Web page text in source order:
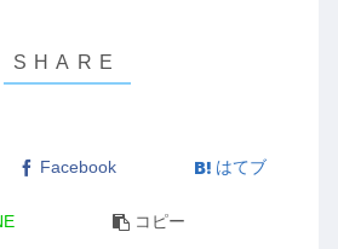
Facebook はてブ
コピー